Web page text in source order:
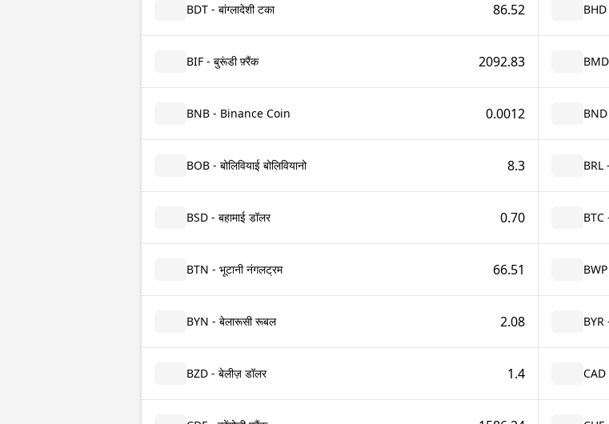
BDT - बांग्लादेशी टका 86.52 BHD
BIF - बुरूंडी फ़्रैंक 2092.83
BNB - Binance Coin 0.0012
BOB - बोलिवियाई बोलिवियानो 8.3 BRL
BSD - बहामाई डॉलर 0.70
BTN - भूटानी नंगलट्रम 66.51 BWP
BYN - बेलारूसी रूबल 2.08
BZD - बेलीज़ डॉलर 1.4 CAD